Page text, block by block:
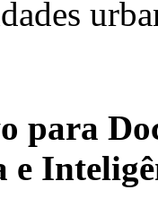
para
e